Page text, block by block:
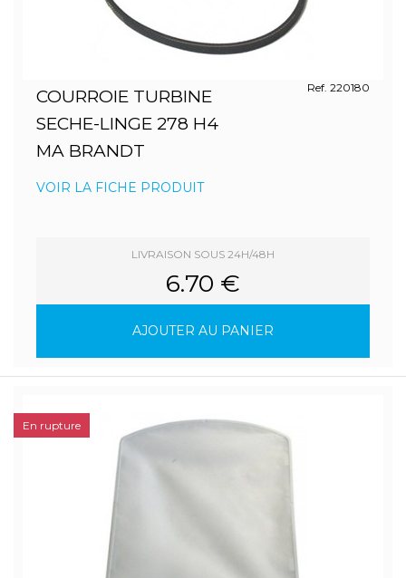
COURROIE TURBINE
SECHE-LINGE 278 H4
MA BRANDT
Ref. 220180
VOIR LA FICHE PRODUIT
LIVRAISON SOUS 24H/48H
6.70 €
AJOUTER AU PANIER
En rupture